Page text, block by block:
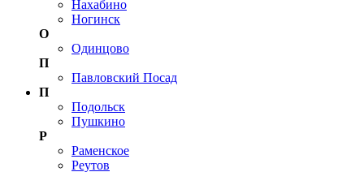
Нахабино
Ногинск
О
Одинцово
П
Павловский Посад
П
Подольск
Пушкино
Р
Раменское
Реутов